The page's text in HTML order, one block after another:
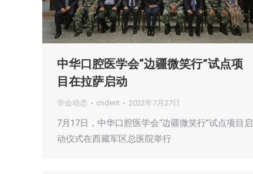
中华口腔医学会“边疆微笑行”试点项
目在拉萨启动
学会动态 cndent 2022年7月27日
7月17日，中华口腔医学会“边疆微笑行”试点项目启
动仪式在西藏军区总医院举行